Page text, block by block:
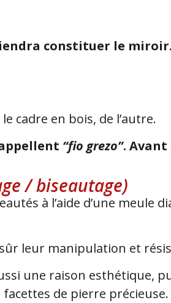
constituer le
cadre en bois, de l’autre.
“fio grezo”. Avant
/ biseautage)
à l’aide d’une meule
leur manipulation et
une raison esthétique,
de pierre